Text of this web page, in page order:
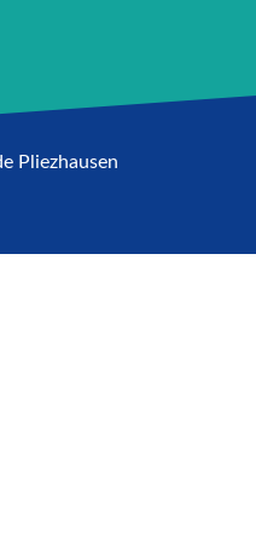
Pliezhausen